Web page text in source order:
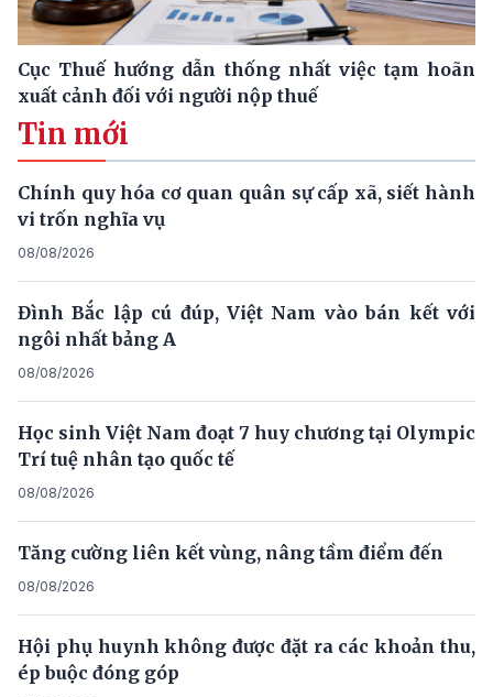
Cục Thuế hướng dẫn thống nhất việc tạm hoãn
xuất cảnh đối với người nộp thuế
Tin mới
Chính quy hóa cơ quan quân sự cấp xã, siết hành
vi trốn nghĩa vụ
08/08/2026
Đình Bắc lập cú đúp, Việt Nam vào bán kết với
ngôi nhất bảng A
08/08/2026
Học sinh Việt Nam đoạt 7 huy chương tại Olympic
Trí tuệ nhân tạo quốc tế
08/08/2026
Tăng cường liên kết vùng, nâng tầm điểm đến
08/08/2026
Hội phụ huynh không được đặt ra các khoản thu,
ép buộc đóng góp